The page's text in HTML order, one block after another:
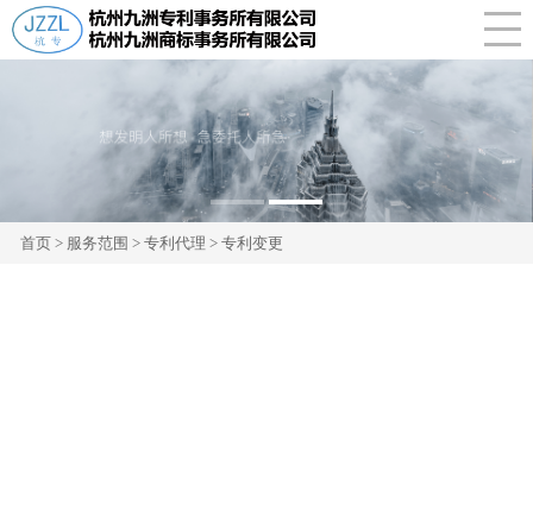
商标续展
商标转让
版权登记
驰名商标
法律顾问
法律事务
新闻中心
案例介绍
公司新闻
行业动态
政策法规
知识产权法规
政策咨询
招贤纳士
联系我们
首页 > 服务范围 > 专利代理 > 专利变更